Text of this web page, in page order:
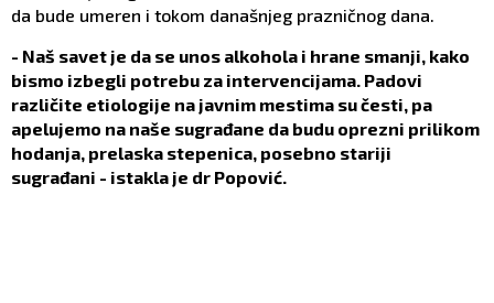
da bude umeren i tokom današnjeg prazničnog dana.
- Naš savet je da se unos alkohola i hrane smanji, kako
bismo izbegli potrebu za intervencijama. Padovi
različite etiologije na javnim mestima su česti, pa
apelujemo na naše sugrađane da budu oprezni prilikom
hodanja, prelaska stepenica, posebno stariji
sugrađani - istakla je dr Popović.